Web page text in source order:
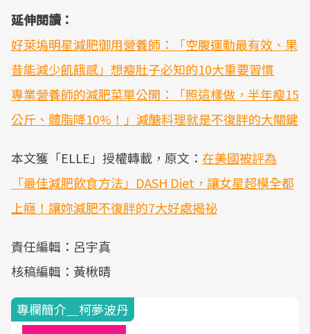
延伸閱讀：
好萊塢明星減肥御用營養師：「空腹運動最有效、果
昔能減少飢餓感」想瘦肚子必知的10大重要習慣
專業營養師的減肥菜單公開：「照這樣做，半年瘦15
公斤、體脂降10%！」減醣料理就是不復胖的大關鍵
本文獲「ELLE」授權轉載，原文： 在美國被評為
「最佳減肥飲食方法」DASH Diet，讓女星超模全都
上癮！讓妳減肥不復胖的7大好處揭祕
責任編輯：呂宇真
核稿編輯：黃楸晴
專欄簡介＿柯夢波丹